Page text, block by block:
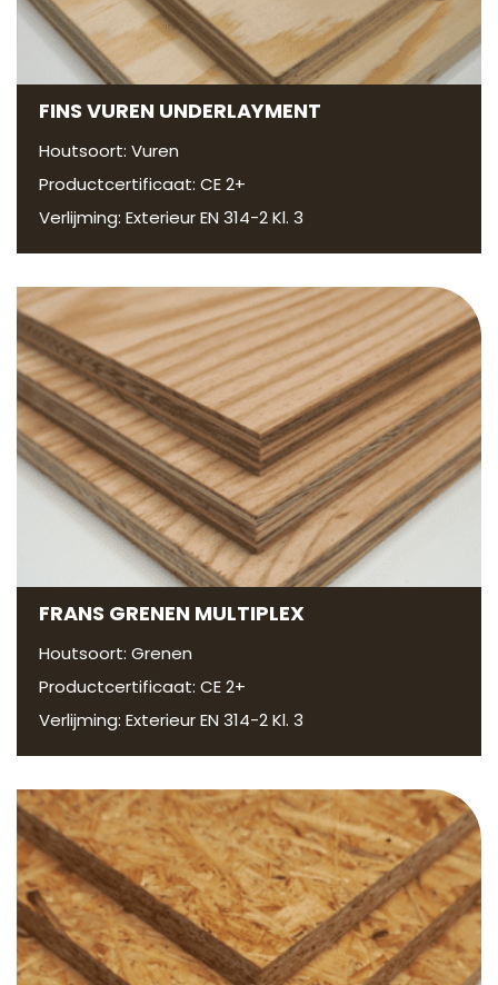
FINS VUREN UNDERLAYMENT
Productcertificaat: CE 2+
Verlijming: Exterieur EN 314-2 Kl. 3
Houtsoort: Vuren
FRANS GRENEN MULTIPLEX
Productcertificaat: CE 2+
Verlijming: Exterieur EN 314-2 Kl. 3
Houtsoort: Grenen